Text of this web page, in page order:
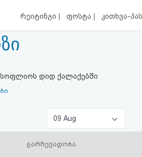
რეიტინგი | ფოსტა | კითხვა-
დიდ ქალაქებში
09 Aug
გარჩევადობა